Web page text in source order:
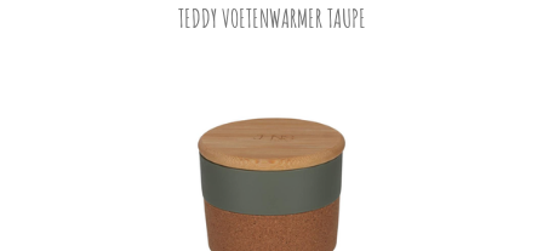
TEDDY VOETENWARMER TAUPE